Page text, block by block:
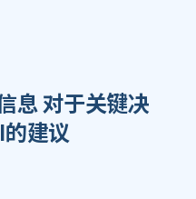
息对于关键决
建议